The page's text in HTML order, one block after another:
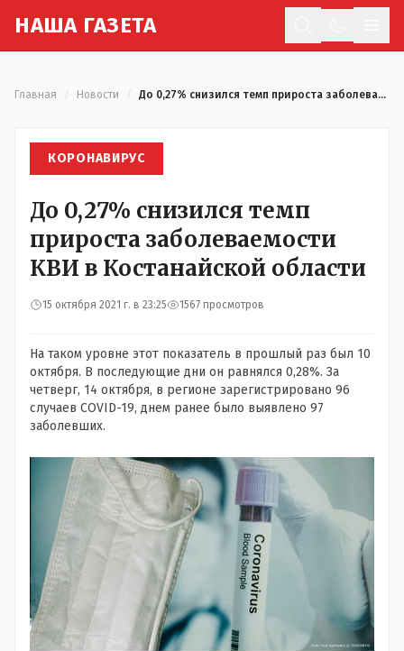
НАША ГАЗЕТА
Главная Новости До 0,27% снизился темп прироста заболеваемости КВИ в Костанайской области
КОРОНАВИРУС
До 0,27% снизился темп
прироста заболеваемости
КВИ в Костанайской области
15 октября 2021 г. в 23:25 1567 просмотров
На таком уровне этот показатель в прошлый раз был 10
октября. В последующие дни он равнялся 0,28%. За
четверг, 14 октября, в регионе зарегистрировано 96
случаев COVID-19, днем ранее было выявлено 97
заболевших.